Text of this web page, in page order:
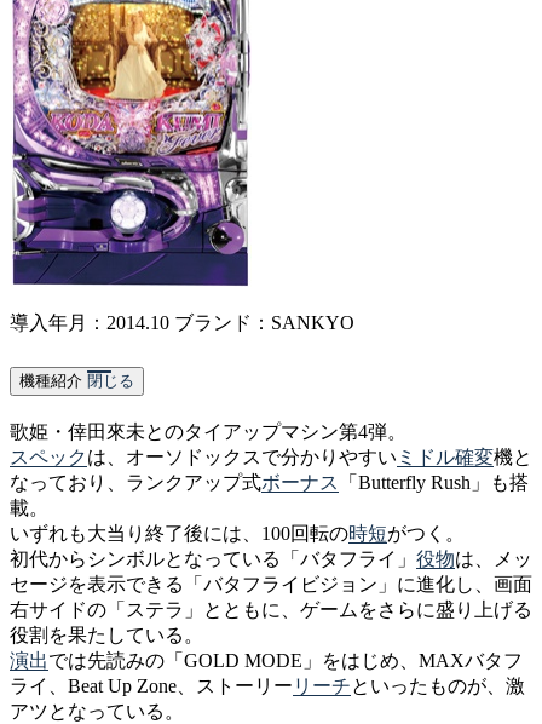
導入年月：2014.10 ブランド：SANKYO
機種紹介 閉じる
歌姫・倖田來未とのタイアップマシン第4弾。
スペックは、オーソドックスで分かりやすい ミドル確変機と
なっており、 ランクアップ式ボーナス
「Butterfly Rush」も搭
載。
いずれも大当り終了後には、100回転の時短がつく。
初代からシンボルとなっている「バタフライ」 役物は、メッ
セージを表示できる「バタフライビジョン」に進化し、画面
右サイドの「ステラ」とともに、ゲームをさらに盛り上げる
役割を果たしている。
演出では先読みの「GOLD MODE」をはじめ、MAXバタフ
ライ、Beat Up Zone、ストーリー リーチといったものが、激
アツとなっている。